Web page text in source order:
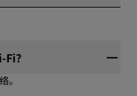
？
。